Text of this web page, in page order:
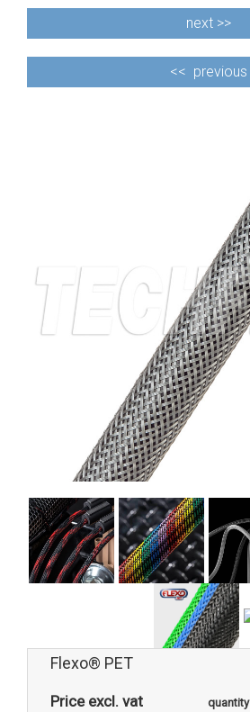
next >>
<< previous
Flexo® PET
Price excl. vat quantity